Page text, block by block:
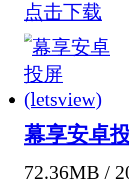
点击下载
幕享安卓
72.36MB /